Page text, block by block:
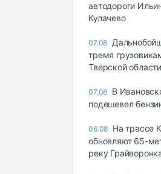
автодороги
Кулачево
07.08
тремя
Тверской области
07.08 В
подешевел
06.08 На трассе
обновляют 65-
реку